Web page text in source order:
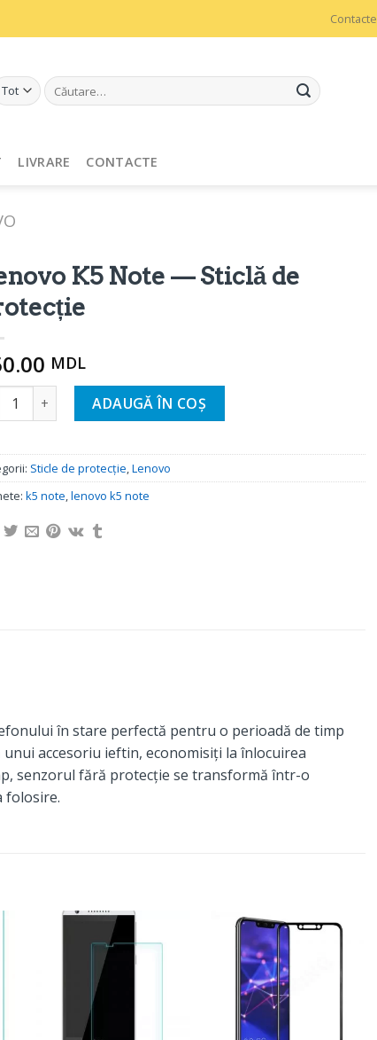
Contacte
Caută
după:
LIVRARE CONTACTE
K5 Note — Sticlă de
MDL
Lenovo K5 Note - Защитное стекло
ADAUGĂ ÎN COȘ
Sticle de protecție,Lenovo
k5 note,lenovo k5 note
în stare perfectă pentru o perioadă de timp
accesoriu ieftin, economisiți la înlocuirea
senzorul fără protecție se transformă într-o
folosire.